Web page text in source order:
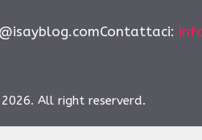
:
All right reserverd.